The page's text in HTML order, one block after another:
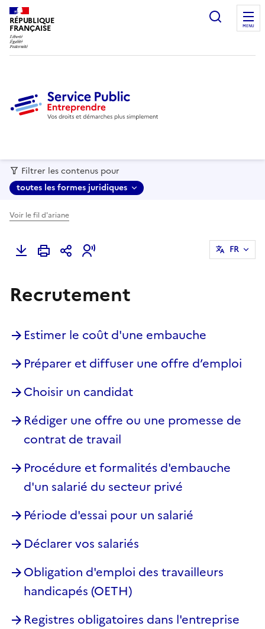
RÉPUBLIQUE
FRANÇAISE MENU
Filtrer les contenus pour
toutes les formes juridiques
Voir le fil d'ariane
FR
Recrutement
Estimer le coût d'une embauche
Préparer et diffuser une offre d’emploi
Choisir un candidat
Rédiger une offre ou une promesse de
contrat de travail
Procédure et formalités d'embauche
d'un salarié du secteur privé
Période d'essai pour un salarié
Déclarer vos salariés
Obligation d'emploi des travailleurs
handicapés (OETH)
Registres obligatoires dans l'entreprise